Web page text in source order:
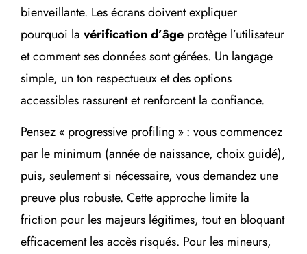
bienveillante. Les écrans doivent expliquer
pourquoi la vérification d’âge protège l’utilisateur
et comment ses données sont gérées. Un langage
simple, un ton respectueux et des options
accessibles rassurent et renforcent la confiance.
Pensez « progressive profiling » : vous commencez
par le minimum (année de naissance, choix guidé),
puis, seulement si nécessaire, vous demandez une
preuve plus robuste. Cette approche limite la
friction pour les majeurs légitimes, tout en bloquant
efficacement les accès risqués. Pour les mineurs,